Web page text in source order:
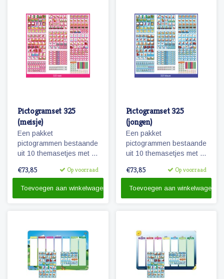
Pictogramset 325
(meisje)
Een pakket
pictogrammen bestaande
uit 10 themasetjes met in
voor een volledige
€73,85 Op voorraad
Toevoegen aan winkelwagen
Pictogramset 325
(jongen)
Een pakket
pictogrammen bestaande
uit 10 themasetjes met in
voor een volledige
€73,85 Op voorraad
Toevoegen aan winkelwagen